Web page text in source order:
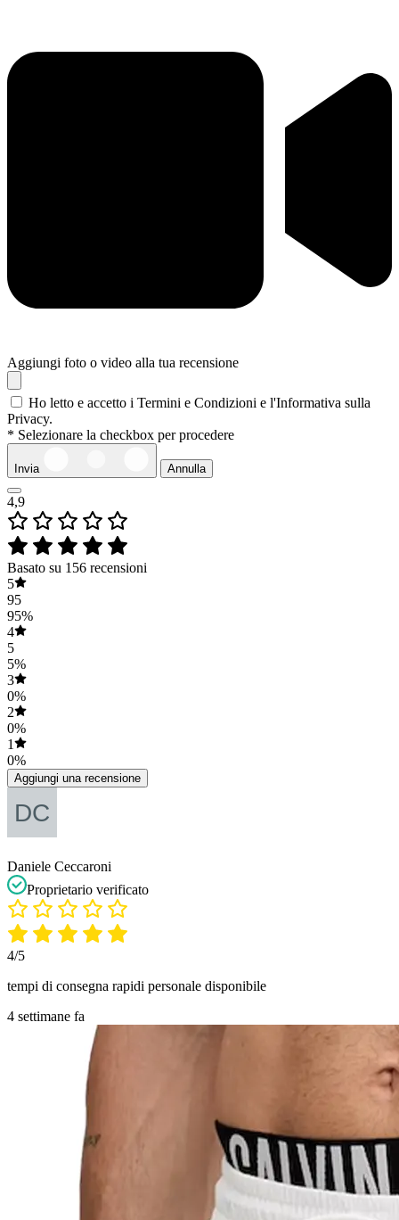
Aggiungi foto o video alla tua recensione
Ho letto e accetto i Termini e Condizioni e l'Informativa sulla
Privacy.
* Selezionare la checkbox per procedere
Invia Annulla
4,9
Basato su 156 recensioni
5
95
95%
4
5
5%
3
0%
2
0%
1
0%
Aggiungi una recensione
Daniele Ceccaroni
Proprietario verificato
4/5
tempi di consegna rapidi personale disponibile
4 settimane fa